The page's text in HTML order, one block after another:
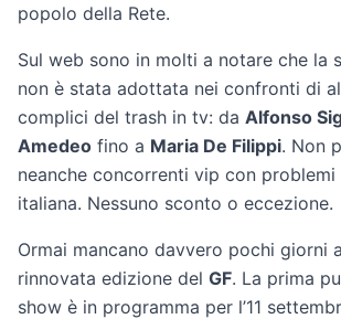
popolo della Rete.
Sul web sono in molti a notare che la
non è stata adottata nei confronti di
complici del trash in tv: da Alfonso
Amedeo fino a Maria De Filippi. Non
neanche concorrenti vip con
italiana. Nessuno sconto o eccezione.
Ormai mancano davvero pochi giorni
rinnovata edizione del GF. La prima
show è in programma per l’11